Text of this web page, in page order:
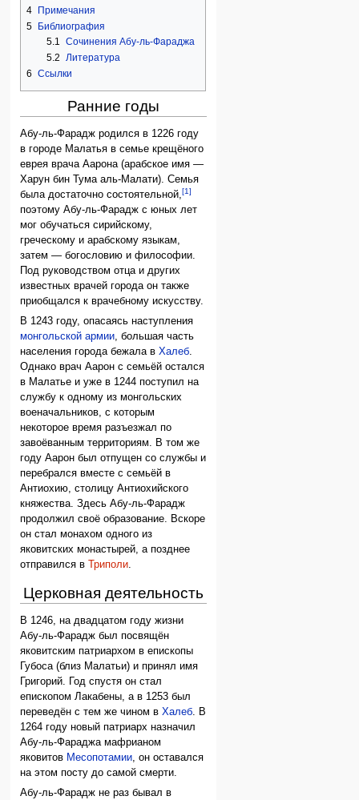
4 Примечания
5
Библиография
5.1 Сочинения Абу-ль-Фараджа
5.2 Литература
6 Ссылки
Ранние годы
Абу-ль-Фарадж родился в 1226 году
в городе Малатья в семье крещёного
еврея врача Аарона (арабское имя —
Харун бин Тума аль-Малати). Семья
была достаточно состоятельной,[1]
поэтому Абу-ль-Фарадж с юных лет
мог обучаться сирийскому,
греческому и арабскому языкам,
затем — богословию и философии.
Под руководством отца и других
известных врачей города он также
приобщался к врачебному искусству.
В 1243 году, опасаясь наступления
монгольской армии, большая часть
населения города бежала вХалеб.
Однако врач Аарон с семьёй остался
в Малатье и уже в 1244 поступил на
службу к одному из монгольских
военачальников, с которым
некоторое время разъезжал по
завоёванным территориям. В том же
году Аарон был отпущен со службы и
перебрался вместе с семьёй в
Антиохию, столицу Антиохийского
княжества. Здесь Абу-ль-Фарадж
продолжил своё образование. Вскоре
он стал монахом одного из
яковитских монастырей, а позднее
отправился в
Триполи.
Церковная деятельность
В 1246, на двадцатом году жизни
Абу-ль-Фарадж был посвящён
яковитским патриархом в епископы
Губоса (близ Малатьи) и принял имя
Григорий. Год спустя он стал
епископом Лакабены, а в 1253 был
переведён с тем же чином вХалеб . В
1264 году новый патриарх назначил
Абу-ль-Фараджа мафрианом
яковитов Месопотамии , он оставался
на этом посту до самой смерти.
Абу-ль-Фарадж не раз бывал в